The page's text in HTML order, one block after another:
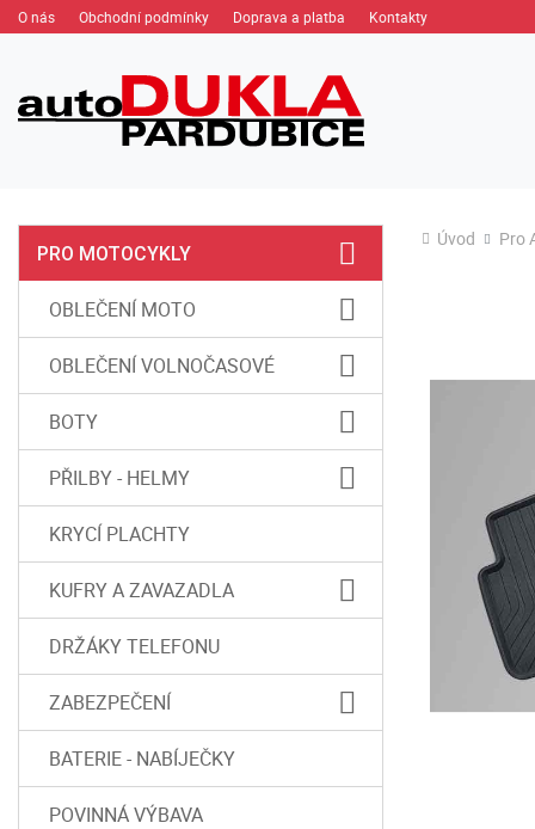
O nás Obchodní podmínky Doprava a platba Kontakty
PRO MOTOCYKLY
OBLEČENÍ MOTO
OBLEČENÍ VOLNOČASOVÉ
BOTY
PŘILBY - HELMY
KRYCÍ PLACHTY
KUFRY A ZAVAZADLA
DRŽÁKY TELEFONU
ZABEZPEČENÍ
BATERIE - NABÍJEČKY
POVINNÁ VÝBAVA
Úvod Pro